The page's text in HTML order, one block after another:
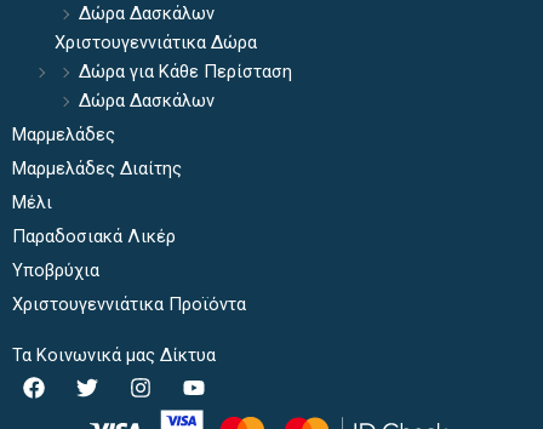
Δώρα Δασκάλων
Χριστουγεννιάτικα Δώρα
Δώρα για Κάθε Περίσταση
Δώρα Δασκάλων
Μαρμελάδες
Μαρμελάδες Διαίτης
Μέλι
Παραδοσιακά Λικέρ
Υποβρύχια
Χριστουγεννιάτικα Προϊόντα
Τα Κοινωνικά μας Δίκτυα
F
a
T
w
i
I
n
Y
o
u